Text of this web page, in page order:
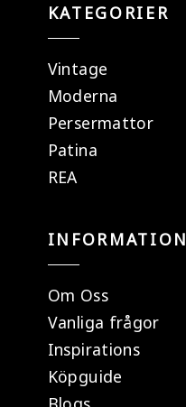
KATEGORIER
Vintage
Moderna
Persermattor
Patina
REA
INFORMATION
Om Oss
Vanliga frågor
Inspirations
Köpguide